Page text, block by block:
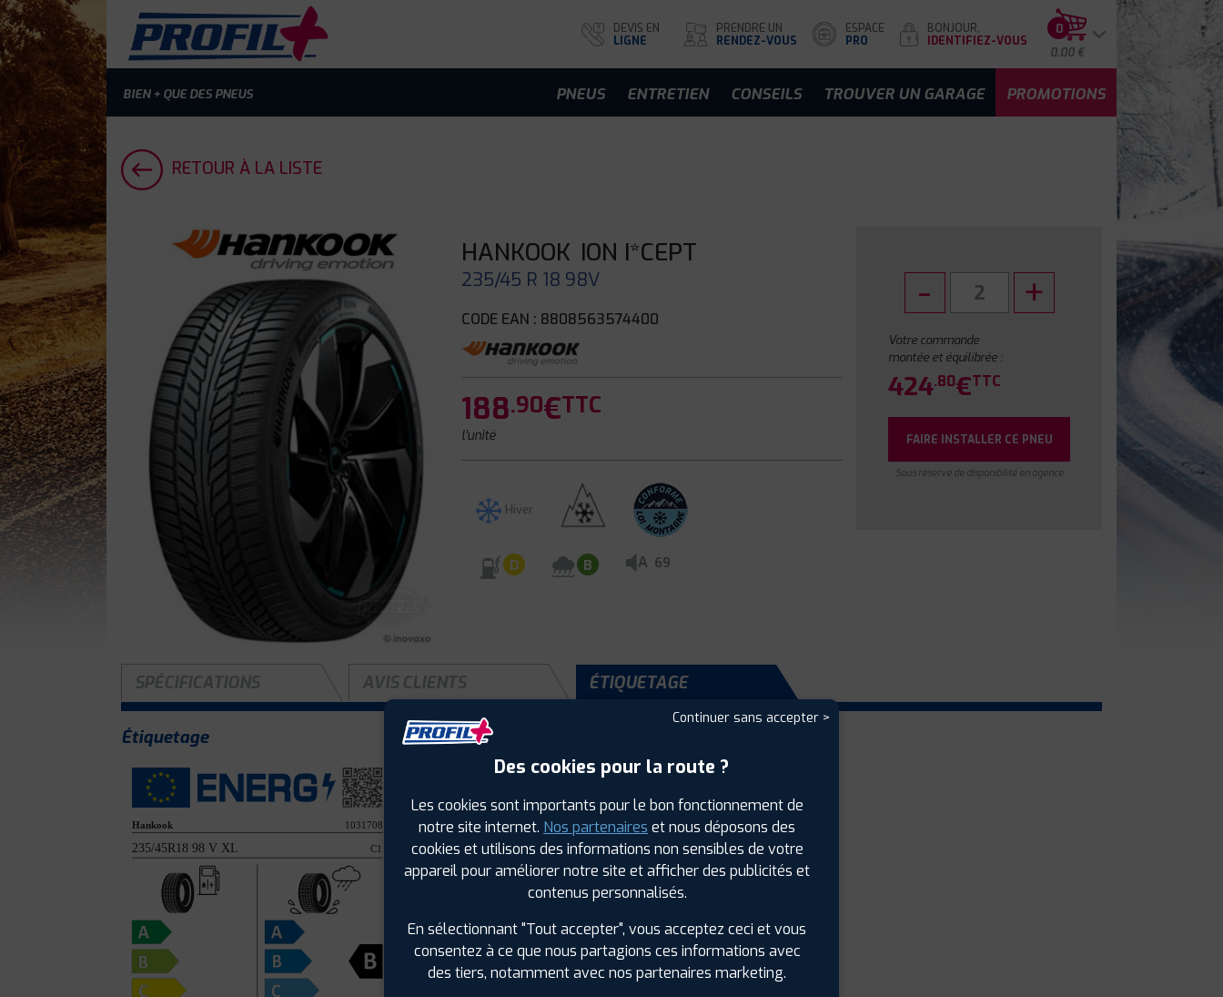
BIEN + QUE DES PNEUS
DEVIS EN
LIGNE
PRENDRE UN
RENDEZ-VOUS
ESPACE
PRO
BONJOUR,
IDENTIFIEZ-VOUS
0
0.00 €
PNEUS ENTRETIEN CONSEILS TROUVER UN GARAGE PROMOTIONS
RETOUR À LA LISTE
HANKOOK ION I*CEPT
235/45 R 18 98V
CODE EAN : 8808563574400
188.90€TTC
l'unité
Hiver
D B A 69
Votre commande
montée et équilibrée :
424.80€TTC
FAIRE INSTALLER CE PNEU
Sous réserve de disponibilité en agence
SPÉCIFICATIONS AVIS CLIENTS ÉTIQUETAGE
Étiquetage
Hiver
Largeur :235
Hauteur :45
Diamètre :18
Charge :98
Bruit de roulement externe : 69
Résistance au roulement :
Adhérence sur sol mouillé : B
Code EAN :
Continuer sans accepter >
Des cookies pour la route ?
Les cookies sont importants pour le bon fonctionnement de
notre site internet. Nos partenaires et nous déposons des
cookies et utilisons des informations non sensibles de votre
appareil pour améliorer notre site et afficher des publicités et
contenus personnalisés.
En sélectionnant "Tout accepter", vous acceptez ceci et vous
consentez à ce que nous partagions ces informations avec
des tiers, notamment avec nos partenaires marketing.